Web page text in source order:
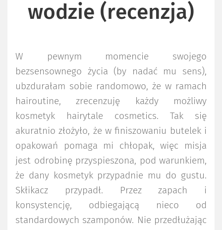
wodzie (recenzja)
W pewnym momencie swojego
bezsensownego życia (by nadać mu sens),
ubzdurałam sobie randomowo, że w ramach
hairoutine, zrecenzuję każdy możliwy
kosmetyk hairytale cosmetics. Tak się
akuratnio złożyło, że w finiszowaniu butelek i
opakowań pomaga mi chłopak, więc misja
jest odrobinę przyspieszona, pod warunkiem,
że dany kosmetyk przypadnie mu do gustu.
Skłikacz przypadł. Przez zapach i
konsystencję, odbiegającą nieco od
standardowych szamponów. Nie przedłużając